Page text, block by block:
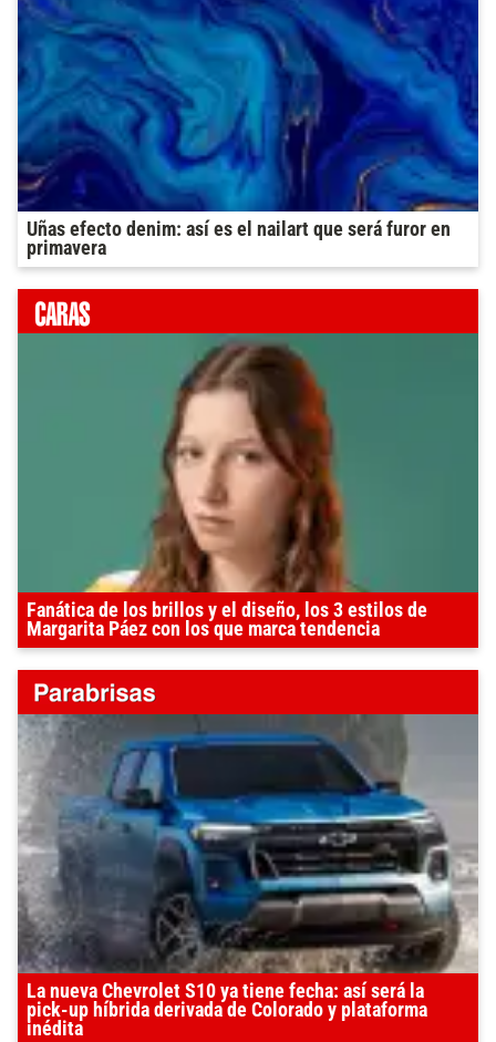
Uñas efecto denim: así es el nailart que será furor en
primavera
Fanática de los brillos y el diseño, los 3 estilos de
Margarita Páez con los que marca tendencia
La nueva Chevrolet S10 ya tiene fecha: así será la
pick-up híbrida derivada de Colorado y plataforma
inédita